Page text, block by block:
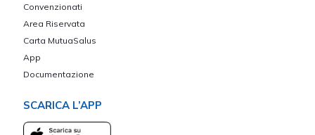
Convenzionati
Area Riservata
Carta MutuaSalus
App
Documentazione
SCARICA L’APP